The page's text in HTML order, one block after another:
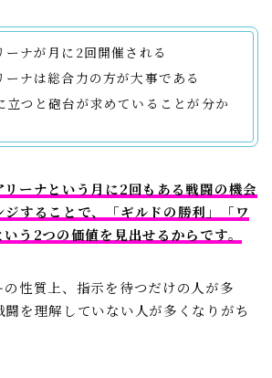
ーナが月に2回開催される
ーナは総合力の方が大事である
立つと砲台が求めていることが分か
ーナという月に2回もある戦闘の機会
ジすることで、「ギルドの勝利」「ワ
う2つの価値を見出せるからです。
性質上、指示を待つだけの人が多
闘を理解していない人が多くなりがち